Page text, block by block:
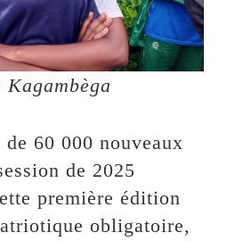
Kagambèga
60 000 nouveaux
de 2025
première édition
obligatoire,